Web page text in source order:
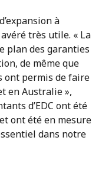
à
très utile. « La
plan des garanties
de même que
ont permis de faire
en Australie »,
d’EDC ont été
ont été en mesure
dans notre